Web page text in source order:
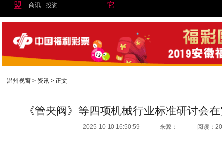
盟
商讯
投资
它
温州视窗 > 资讯 > 正文
《管夹阀》等四项机械行业标准研讨会
2025-10-10 16:50:59 来源： 阅读：